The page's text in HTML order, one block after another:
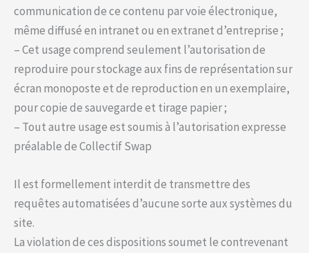
communication de ce contenu par voie électronique,
même diffusé en intranet ou en extranet d’entreprise ;
– Cet usage comprend seulement l’autorisation de
reproduire pour stockage aux fins de représentation sur
écran monoposte et de reproduction en un exemplaire,
pour copie de sauvegarde et tirage papier ;
– Tout autre usage est soumis à l’autorisation expresse
préalable de Collectif Swap
Il est formellement interdit de transmettre des
requêtes automatisées d’aucune sorte aux systèmes du
site.
La violation de ces dispositions soumet le contrevenant